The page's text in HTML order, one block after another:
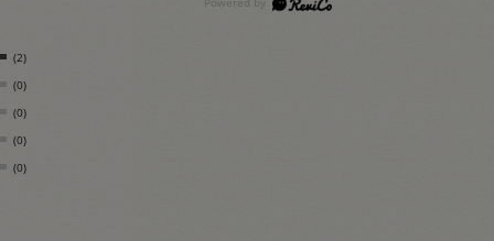
(2)
(0)
(0)
(0)
(0)